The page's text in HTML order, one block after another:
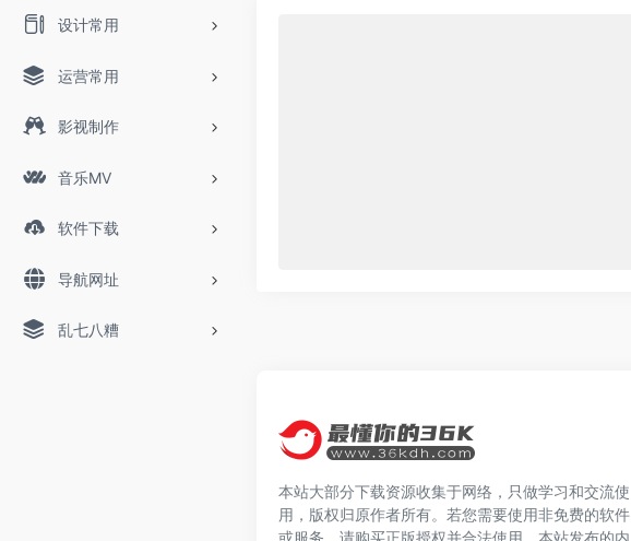
设计常用
运营常用
影视制作
音乐MV
软件下载
导航网址
乱七八糟
本站大部分下载资源收集于网络，只做学习和交流使
用，版权归原作者所有。若您需要使用非免费的软件
或服务，请购买正版授权并合法使用。本站发布的内